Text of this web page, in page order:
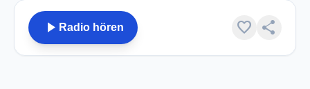
play_arrow Radio hören favorite share